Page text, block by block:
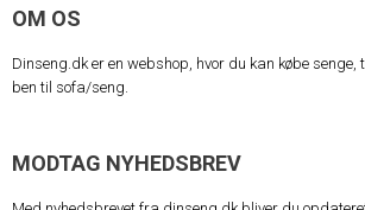
OM OS
Dinseng.dk er en webshop, hvor du kan købe
ben til sofa/seng.
MODTAG NYHEDSBREV